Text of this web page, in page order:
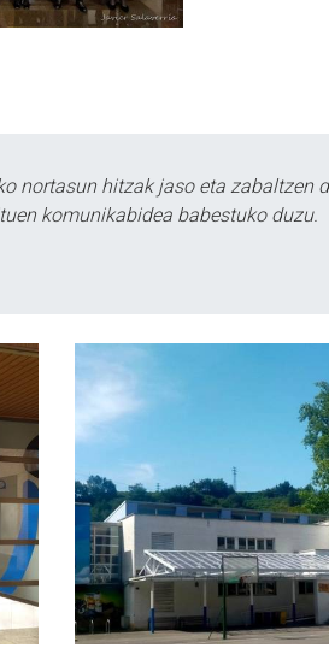
nortasun hitzak jaso eta zabaltzen
komunikabidea babestuko duzu.